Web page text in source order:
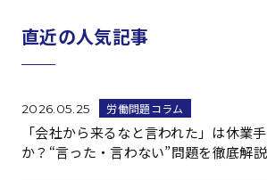
直近の人気記事
2026.05.25 労働問題コラム
「会社から来るなと言われた」は休業
か？“言った・言わない”問題を徹底解説